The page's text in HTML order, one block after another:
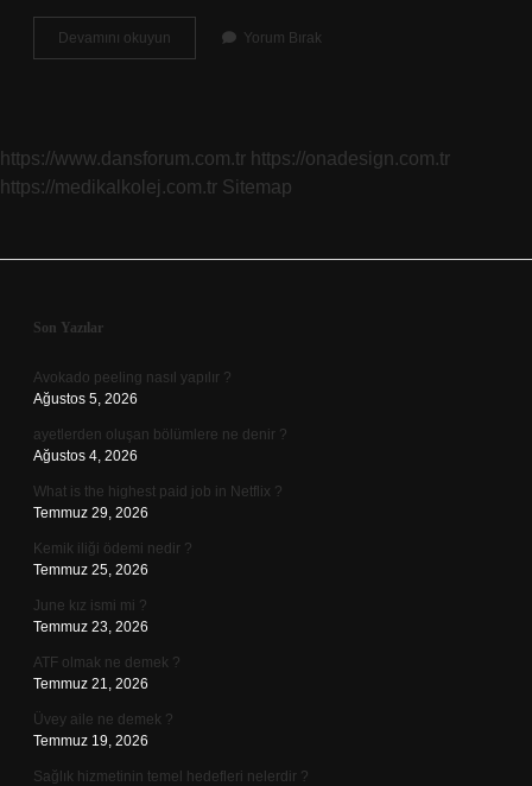
Devamını okuyun
En
Yorum Bırak
https://www.dansforum.com.tr https://onadesign.com.tr
https://medikalkolej.com.tr Sitemap
Sidebar
Son Yazılar
Avokado peeling nasıl yapılır ?
Ağustos 5, 2026
ayetlerden oluşan bölümlere ne denir ?
Ağustos 4, 2026
What is the highest paid job in Netflix ?
Temmuz 29, 2026
Kemik iliği ödemi nedir ?
Temmuz 25, 2026
June kız ismi mi ?
Temmuz 23, 2026
ATF olmak ne demek ?
Temmuz 21, 2026
Üvey aile ne demek ?
Temmuz 19, 2026
Sağlık hizmetinin temel hedefleri nelerdir ?